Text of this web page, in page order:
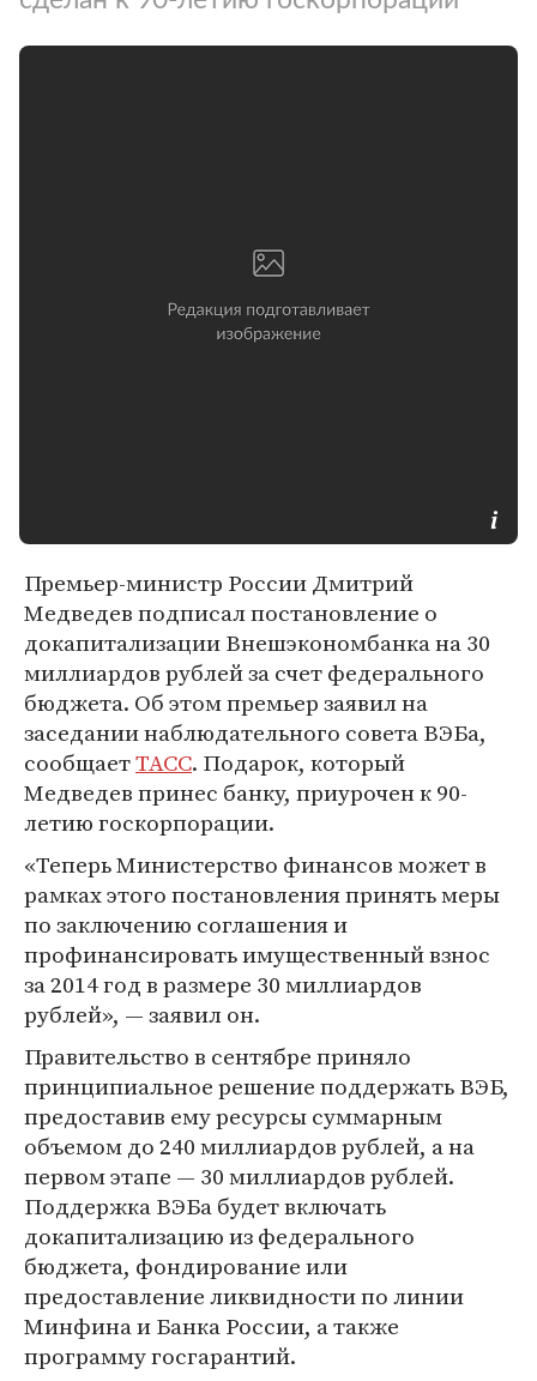
Премьер-министр России Дмитрий
Медведев подписал постановление о
докапитализации Внешэкономбанка на 30
миллиардов рублей за счет федерального
бюджета. Об этом премьер заявил на
заседании наблюдательного совета ВЭБа,
сообщаетТАСС. Подарок, который
Медведев принес банку, приурочен к 90-
летию госкорпорации.
«Теперь Министерство финансов может в
рамках этого постановления принять меры
по заключению соглашения и
профинансировать имущественный взнос
за 2014 год в размере 30 миллиардов
рублей», — заявил он.
Правительство в сентябре приняло
принципиальное решение поддержать ВЭБ,
предоставив ему ресурсы суммарным
объемом до 240 миллиардов рублей, а на
первом этапе — 30 миллиардов рублей.
Поддержка ВЭБа будет включать
докапитализацию из федерального
бюджета, фондирование или
предоставление ликвидности по линии
Минфина и Банка России, а также
программу госгарантий.